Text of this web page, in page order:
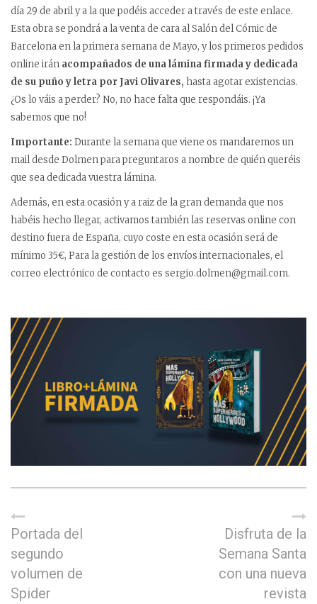
día 29 de abril y a la que podéis acceder a través de este enlace.
Esta obra se pondrá a la venta de cara al Salón del Cómic de
Barcelona en la primera semana de Mayo, y los primeros pedidos
online irán acompañados de una lámina firmada y dedicada
de su puño y letra por Javi Olivares, hasta agotar existencias.
¿Os lo váis a perder? No, no hace falta que respondáis. ¡Ya
sabemos que no!
Importante: Durante la semana que viene os mandaremos un
mail desde Dolmen para preguntaros a nombre de quién queréis
que sea dedicada vuestra lámina.
Además, en esta ocasión y a raiz de la gran demanda que nos
habéis hecho llegar, activamos también las reservas online con
destino fuera de España, cuyo coste en esta ocasión será de
mínimo 35€, Para la gestión de los envíos internacionales, el
correo electrónico de contacto es sergio.dolmen@gmail.com.
Portada del
segundo
volumen de
Spider
Disfruta de la
Semana Santa
con una nueva
revista